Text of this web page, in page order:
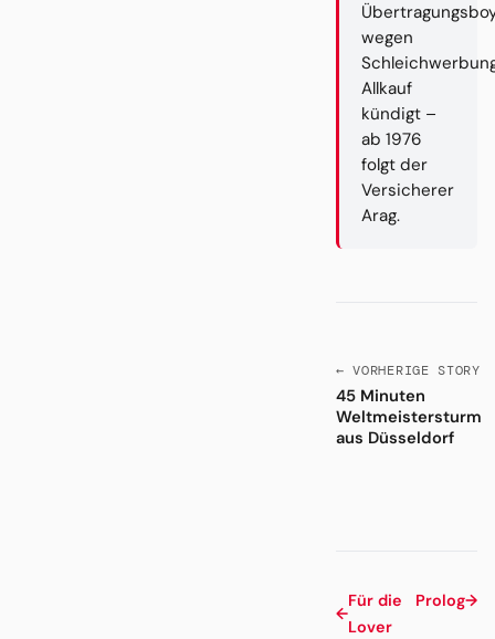
wegen
Allkauf
kündigt –
ab 1976
folgt der
Versicherer
Arag.
← VORHERIGE STORY
45 Minuten
Weltmeistersturm
aus Düsseldorf
←
Für die
Lover
Prolog→